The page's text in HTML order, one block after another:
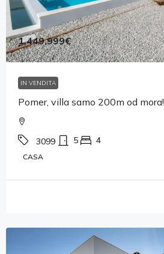
1,449,999€
IN VENDITA
Pomer, villa samo 200m od mora!
3099 5 4
CASA